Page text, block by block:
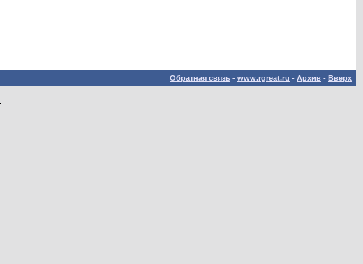
Обратная связь - www.rgreat.ru - Архив - Вверх